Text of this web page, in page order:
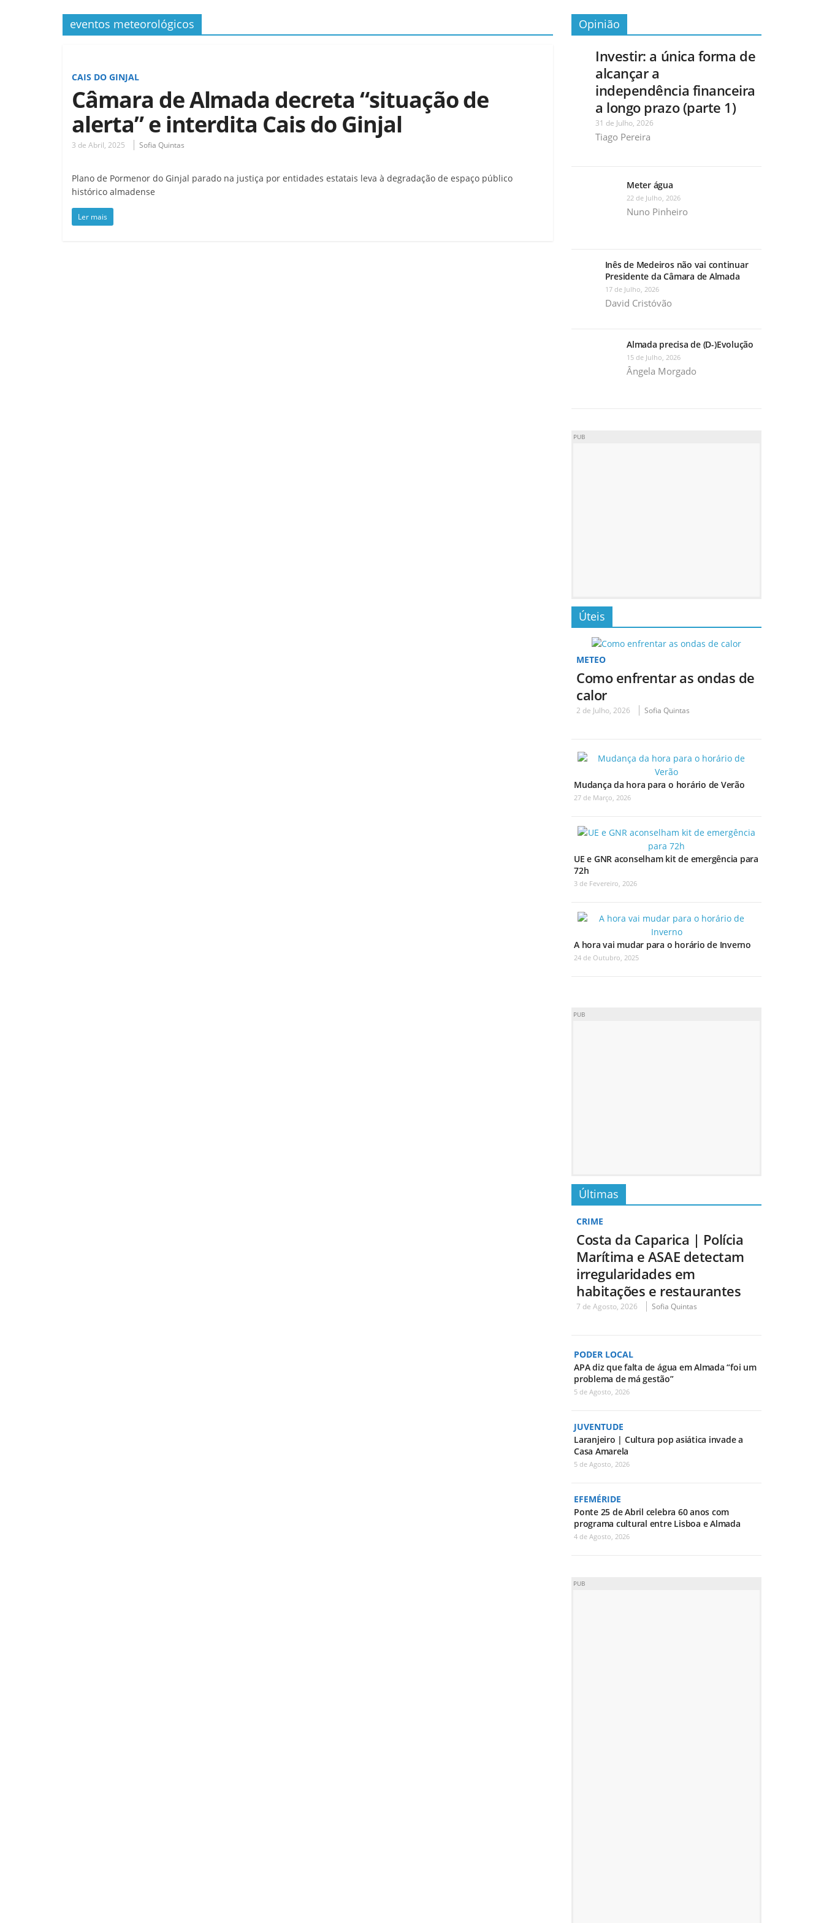
eventos meteorológicos
CAIS DO GINJAL
Câmara de Almada decreta “situação de
alerta” e interdita Cais do Ginjal
3 de Abril, 2025 Sofia Quintas
Plano de Pormenor do Ginjal parado na justiça por entidades estatais leva à degradação de espaço público
histórico almadense
Ler mais
Opinião
Investir: a única forma de
alcançar a
independência financeira
a longo prazo (parte 1)
31 de Julho, 2026
Tiago Pereira
Meter água
22 de Julho, 2026
Nuno Pinheiro
Inês de Medeiros não vai continuar
Presidente da Câmara de Almada
17 de Julho, 2026
David Cristóvão
Almada precisa de (D-)Evolução
15 de Julho, 2026
Ângela Morgado
PUB
Úteis
METEO
Como enfrentar as ondas de
calor
2 de Julho, 2026 Sofia Quintas
Mudança da hora para o horário de Verão
27 de Março, 2026
UE e GNR aconselham kit de emergência para
72h
3 de Fevereiro, 2026
A hora vai mudar para o horário de Inverno
24 de Outubro, 2025
PUB
Últimas
CRIME
Costa da Caparica | Polícia
Marítima e ASAE detectam
irregularidades em
habitações e restaurantes
7 de Agosto, 2026 Sofia Quintas
PODER LOCAL
APA diz que falta de água em Almada “foi um
problema de má gestão”
5 de Agosto, 2026
JUVENTUDE
Laranjeiro | Cultura pop asiática invade a
Casa Amarela
5 de Agosto, 2026
EFEMÉRIDE
Ponte 25 de Abril celebra 60 anos com
programa cultural entre Lisboa e Almada
4 de Agosto, 2026
PUB